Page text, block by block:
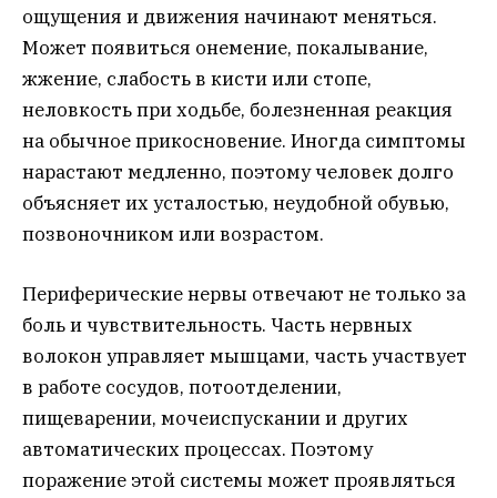
ощущения и движения начинают меняться.
Может появиться онемение, покалывание,
жжение, слабость в кисти или стопе,
неловкость при ходьбе, болезненная реакция
на обычное прикосновение. Иногда симптомы
нарастают медленно, поэтому человек долго
объясняет их усталостью, неудобной обувью,
позвоночником или возрастом.
Периферические нервы отвечают не только за
боль и чувствительность. Часть нервных
волокон управляет мышцами, часть участвует
в работе сосудов, потоотделении,
пищеварении, мочеиспускании и других
автоматических процессах. Поэтому
поражение этой системы может проявляться